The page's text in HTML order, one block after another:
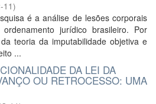
11)
é a análise de lesões corporais
jurídico brasileiro. Por
teoria da imputabilidade objetiva e
...
DA LEI DA
OU RETROCESSO: UMA